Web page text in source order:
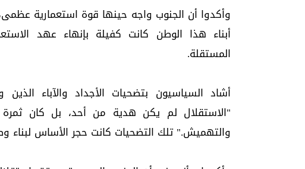
وأكدوا أن الجنوب واجه حينها قوة استعمارية
أبناء هذا الوطن كانت كفيلة بإنهاء عهد
المستقلة.
أشاد السياسيون بتضحيات الأجداد والآباء
"الاستقلال لم يكن هدية من أحد، بل كان
والتهميش." تلك التضحيات كانت حجر الأساس